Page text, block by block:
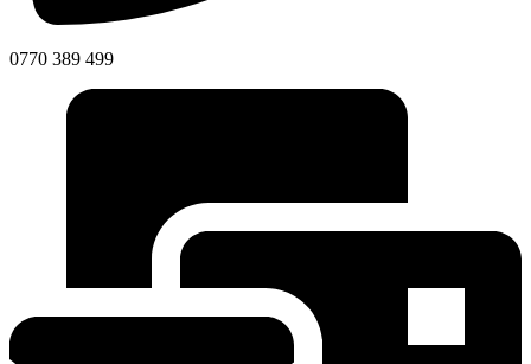
0770 389 499